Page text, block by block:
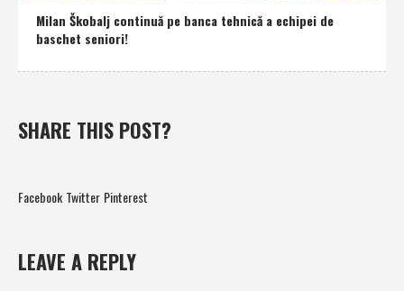
Milan Škobalj continuă pe banca tehnică a echipei de
baschet seniori!
SHARE THIS POST?
Facebook Twitter Pinterest
LEAVE A REPLY